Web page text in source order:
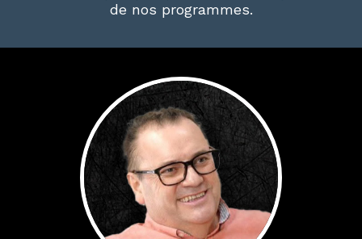
de nos programmes.